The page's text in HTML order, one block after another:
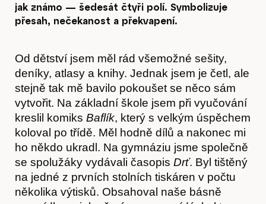
jak známo — šedesát čtyři polí. Symbolizuje
přesah, nečekanost a překvapení.
Od dětství jsem měl rád všemožné sešity,
deníky, atlasy a knihy. Jednak jsem je četl, ale
stejně tak mě bavilo pokoušet se něco sám
vytvořit. Na základní škole jsem při vyučování
kreslil komiks Baflík, který s velkým úspěchem
koloval po třídě. Měl hodně dílů a nakonec mi
ho někdo ukradl. Na gymnáziu jsme společně
se spolužáky vydávali časopis Drť. Byl tištěný
na jedné z prvních stolních tiskáren v počtu
několika výtisků. Obsahoval naše básně